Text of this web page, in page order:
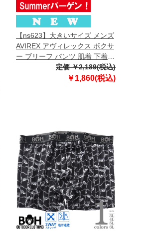
【ns623】大きいサイズ メンズ
AVIREX アヴィレックス ボクサ
ー ブリーフ パンツ 肌着 下着
春夏新作 81622500定価 ￥2,189(税込)
￥1,860(税込)